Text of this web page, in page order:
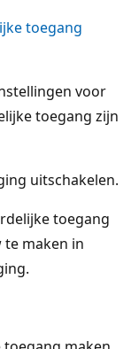
toegang
voor
toegang zijn
uitschakelen.
toegang
maken in